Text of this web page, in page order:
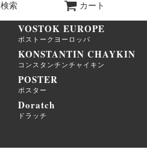
検索 カート
VOSTOK EUROPE
ボストークヨーロッパ
KONSTANTIN CHAYKIN
コンスタンチンチャイキン
POSTER
ポスター
Doratch
ドラッチ